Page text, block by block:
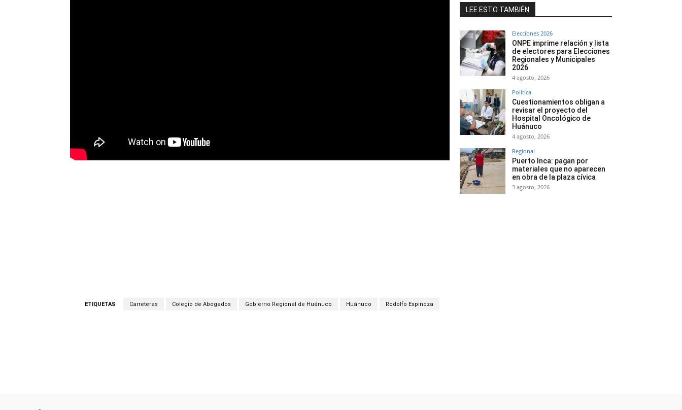
ETIQUETAS Carreteras Colegio de Abogados Gobierno Regional de Huánuco Huánuco Rodolfo Espinoza
LEE ESTO TAMBIÉN
Elecciones 2026
ONPE imprime relación y lista
de electores para Elecciones
Regionales y Municipales
2026
4 agosto, 2026
Política
Cuestionamientos obligan a
revisar el proyecto del
Hospital Oncológico de
Huánuco
4 agosto, 2026
Regional
Puerto Inca: pagan por
materiales que no aparecen
en obra de la plaza cívica
3 agosto, 2026